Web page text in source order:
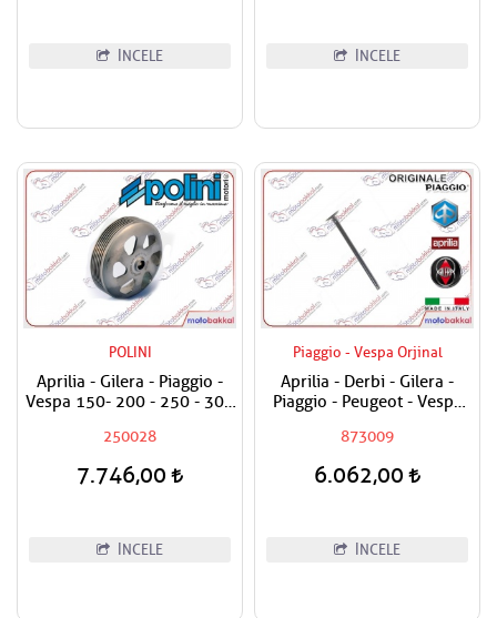
İNCELE İNCELE
POLINI
Aprilia - Gilera - Piaggio -
Vespa 150- 200 - 250 - 300
Performans Varyatör Çanak
250028
7.746,00
İNCELE
Piaggio - Vespa Orjinal
Aprilia - Derbi - Gilera -
Piaggio - Peugeot - Vespa
Adet Fiyatıdır
873009
6.062,00
İNCELE